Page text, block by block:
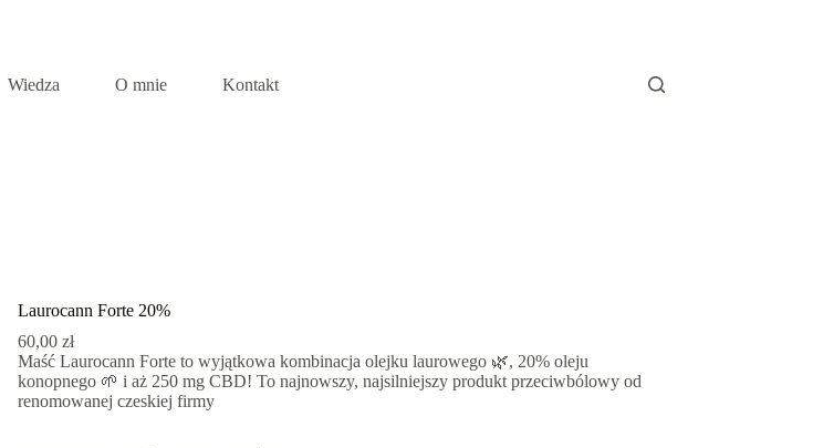
Wiedza O mnie Kontakt
Laurocann Forte 20%
60,00 zł
Maść Laurocann Forte to wyjątkowa kombinacja olejku laurowego 🌿, 20% oleju
konopnego 🌱 i aż 250 mg CBD! To najnowszy, najsilniejszy produkt przeciwbólowy od
renomowanej czeskiej firmy